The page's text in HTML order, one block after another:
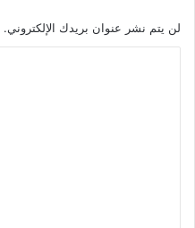
لن يتم نشر عنوان بريدك الإلكتروني.